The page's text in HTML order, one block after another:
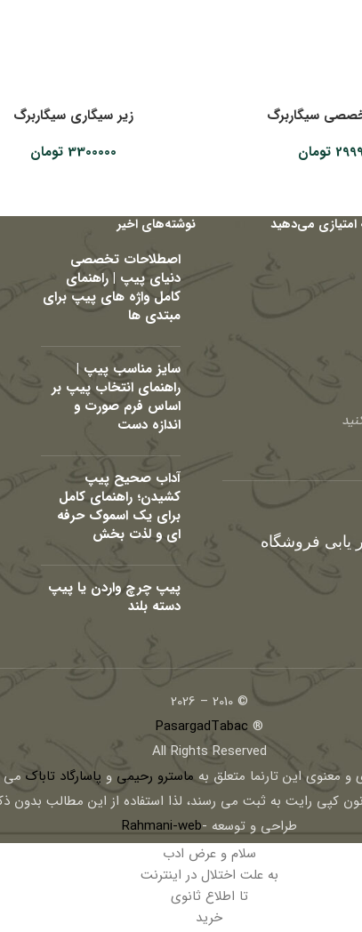
سیگاربرگ
تومان
زیر سیگاری سیگاربرگ
3300000 تومان
می‌دهید
یابی فروشگاه
نوشته‌های اخیر
اصطلاحات تخصصی
دنیای پیپ | راهنمای
کامل واژه های پیپ برای
مبتدی ها
سایز مناسب پیپ |
راهنمای انتخاب پیپ بر
اساس فرم صورت و
اندازه دست
آداب صحیح پیپ
کشیدن؛ راهنمای کامل
برای یک اسموک حرفه
ای و لذت بخش
پیپ چرچ واردن یا پیپ
دسته بلند
© 2010 – 2026
®
PasargadTabac
All Rights Reserved
معنوی اين تارنما متعلق به ماسترو رحیمی و پاسارگاد تاباک می
کپی رایت به ثبت می رسند، لذا استفاده از این مطالب بدون
طراحی و توسعه -Rahmani-web
سلام و عرض ادب
به علت اختلال در اینترنت
تا اطلاع ثانوی
خرید